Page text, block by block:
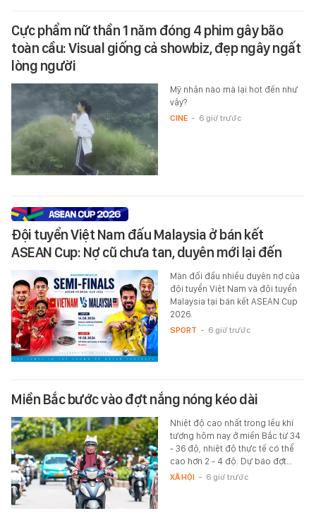
Cực phẩm nữ thần 1 năm đóng 4 phim gây bão
toàn cầu: Visual giống cả showbiz, đẹp ngây ngất
lòng người
Mỹ nhân nào mà lại hot đến như
vậy?
CINE - 6 giờ trước
Đội tuyển Việt Nam đấu Malaysia ở bán kết
ASEAN Cup: Nợ cũ chưa tan, duyên mới lại đến
Màn đối đầu nhiều duyên nợ của
đội tuyển Việt Nam và đội tuyển
Malaysia tại bán kết ASEAN Cup
2026.
SPORT - 6 giờ trước
Miền Bắc bước vào đợt nắng nóng kéo dài
Nhiệt độ cao nhất trong lều khí
tượng hôm nay ở miền Bắc từ 34
- 36 độ, nhiệt độ thực tế có thể
cao hơn 2 - 4 độ. Dự báo đợt…
XÃ HỘI - 6 giờ trước